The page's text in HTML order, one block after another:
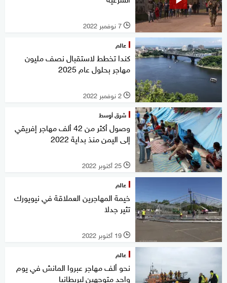
l 7 نوفمبر 2022
عالم
كندا تخطط لاستقبال نصف مليون
مهاجر بحلول عام 2025
l 2 نوفمبر 2022
شرق أوسط
وصول أكثر من 42 ألف مهاجر إفريقي
إلى اليمن منذ بداية 2022
l 25 أكتوبر 2022
عالم
خيمة المهاجرين العملاقة في نيويورك
تثير جدلا
l 19 أكتوبر 2022
عالم
نحو ألف مهاجر عبروا المانش في يوم
واحد متوجهين لبريطانيا